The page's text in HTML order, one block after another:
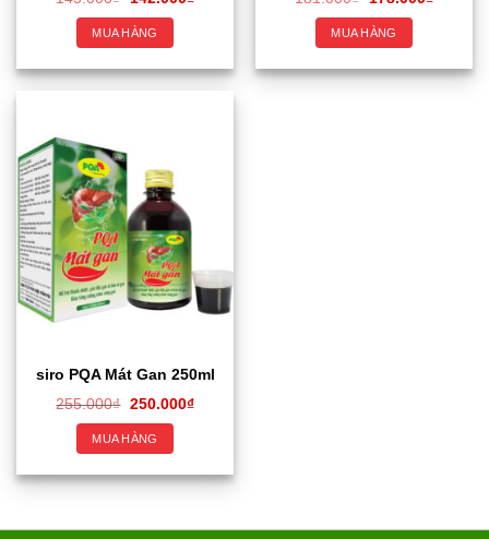
MUA HÀNG MUA HÀNG
siro PQA Mát Gan 250ml
255.000₫ 250.000₫
MUA HÀNG